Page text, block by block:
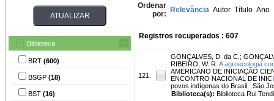
Biblioteca
BRT (600)
BSGP (18)
BST (16)
Ordenar
por: Relevância Autor Título Ano
Registros recuperados : 607
121.
GONÇALVES, D. da C. ;
RIBEIRO, W. R. A agroecologia
AMERICANO DE INICIAÇÃO
ENCONTRO NACIONAL DE
povos indígenas do Brasil . São
Biblioteca(s): Biblioteca Rui